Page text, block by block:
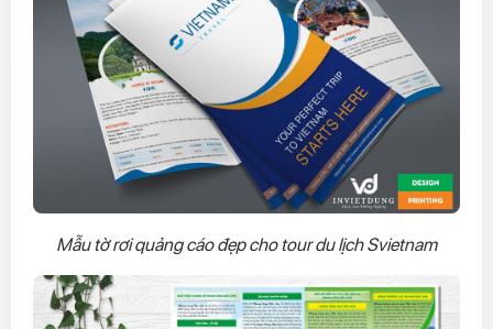
Mẫu tờ rơi quảng cáo đẹp cho tour du lịch Svietnam